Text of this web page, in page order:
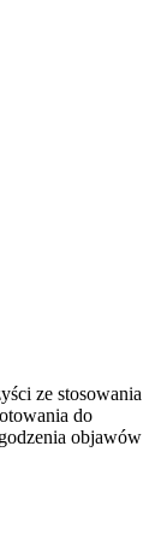
ze stosowania
do
objawów